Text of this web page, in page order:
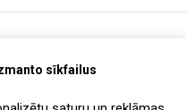
sīkfailus